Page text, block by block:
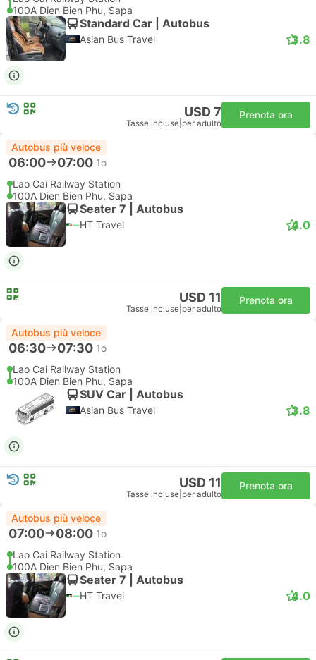
100A Dien Bien Phu, Sapa
Standard Car | Autobus
Asian Bus Travel 3.8
USD 7
Tasse incluse per adulto
Prenota ora
Autobus più veloce
06:00 07:00 1o
Lao Cai Railway Station
100A Dien Bien Phu, Sapa
Seater 7 | Autobus
HT Travel 4.0
USD 11
Tasse incluse per adulto
Prenota ora
Autobus più veloce
06:30 07:30 1o
Lao Cai Railway Station
100A Dien Bien Phu, Sapa
SUV Car | Autobus
Asian Bus Travel 3.8
USD 11
Tasse incluse per adulto
Prenota ora
Autobus più veloce
07:00 08:00 1o
Lao Cai Railway Station
100A Dien Bien Phu, Sapa
Seater 7 | Autobus
HT Travel 4.0